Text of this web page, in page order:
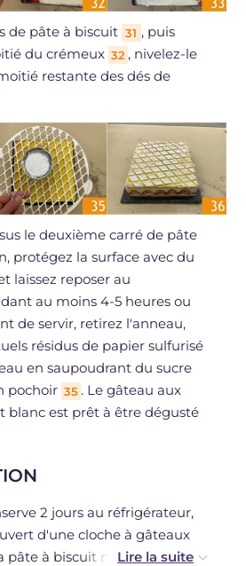
de pâte à biscuit 31 , puis
du crémeux 32 , nivelez-le
restante des dés de
le deuxième carré de pâte
protégez la surface avec du
laissez reposer au
au moins 4-5 heures ou
de servir, retirez l'anneau,
résidus de papier sulfurisé
en saupoudrant du sucre
pochoir 35 . Le gâteau aux
blanc est prêt à être dégusté
2 jours au réfrigérateur,
d'une cloche à gâteaux
pâte à biscuit ne sèche en